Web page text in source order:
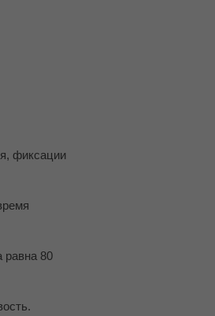
фиксации
равна 80